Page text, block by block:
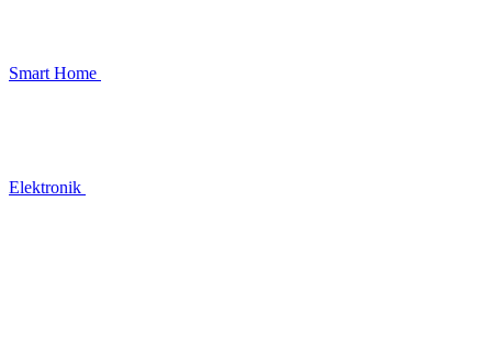
Smart Home
Elektronik